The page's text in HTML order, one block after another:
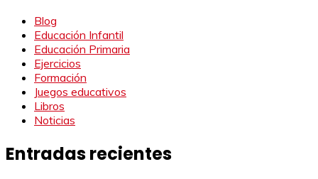
Blog
Educación Infantil
Educación Primaria
Ejercicios
Formación
Juegos educativos
Libros
Noticias
Entradas recientes